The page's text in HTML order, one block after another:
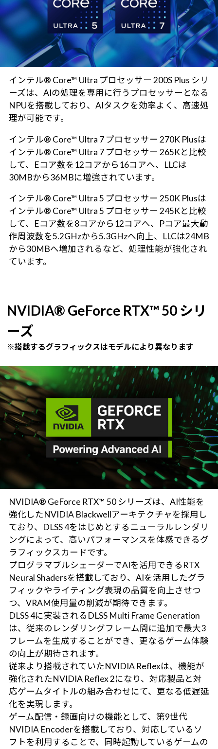
インテル® Core™ Ultra プロセッサー 200S Plus シリ
ーズは、AIの処理を専用に行うプロセッサーとなる
NPUを搭載しており、AIタスクを効率よく、高速処
理が可能です。
インテル® Core™ Ultra 7 プロセッサー 270K Plusは
インテル® Core™ Ultra 7 プロセッサー 265Kと比較
して、Eコア数を12コアから16コアへ、LLCは
30MBから36MBに増強されています。
インテル® Core™ Ultra 5 プロセッサー 250K Plusは
インテル® Core™ Ultra 5 プロセッサー 245Kと比較
して、Eコア数を8コアから12コアへ、Pコア最大動
作周波数を5.2GHzから5.3GHzへ向上、LLCは24MB
から30MBへ増加されるなど、処理性能が強化され
ています。
NVIDIA® GeForce RTX™ 50 シリ
ーズ
※搭載するグラフィックスはモデルにより異なります
NVIDIA® GeForce RTX™ 50 シリーズは、AI性能を
強化したNVIDIA Blackwellアーキテクチャを採用し
ており、DLSS 4をはじめとするニューラルレンダリ
ングによって、高いパフォーマンスを体感できるグ
ラフィックスカードです。
プログラマブルシェーダーでAIを活用できるRTX
Neural Shadersを搭載しており、AIを活用したグラ
フィックやライティング表現の品質を向上させつ
つ、VRAM使用量の削減が期待できます。
DLSS 4に実装されるDLSS Multi Frame Generation
は、従来のレンダリングフレーム間に追加で最大3
フレームを生成することができ、更なるゲーム体験
の向上が期待されます。
従来より搭載されていたNVIDIA Reflexは、機能が
強化されたNVIDIA Reflex 2になり、対応製品と対
応ゲームタイトルの組み合わせにて、更なる低遅延
化を実現します。
ゲーム配信・録画向けの機能として、第9世代
NVIDIA Encoderを搭載しており、対応しているソ
フトを利用することで、同時起動しているゲームの